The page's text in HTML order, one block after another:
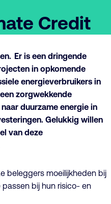
Credit
Er is een dringende
in opkomende
energieverbruikers in
zorgwekkende
duurzame energie in
Gelukkig willen
van deze
beleggers moeilijkheden bij
bij hun risico- en